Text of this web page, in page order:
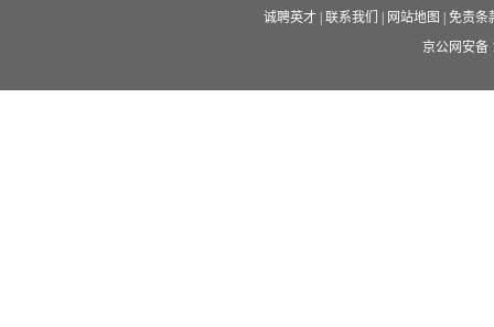
诚聘英才 联系我们 网站地图
免责条
京公网安备